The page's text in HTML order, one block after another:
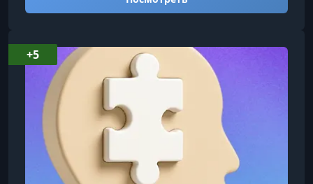
прохождения занятий.Что вы узнаете на
курсеОбучение охватывает ключевые техники
НЛП, которые помогают глубже понимать себя
и других, формировать новые модели поведе
+5